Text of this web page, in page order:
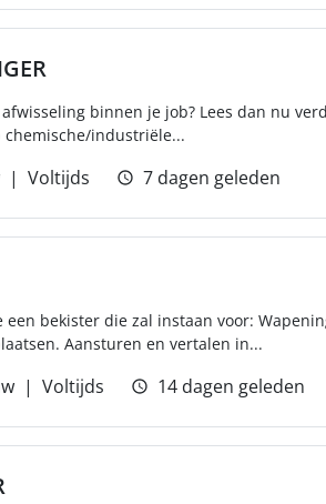
binnen je job? Lees dan nu
industriële...
Voltijds 7 dagen geleden
een bekister die zal instaan voor:
Aansturen en vertalen in...
Voltijds 14 dagen geleden